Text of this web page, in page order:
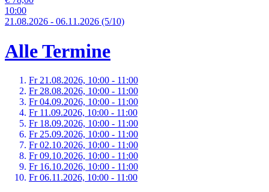
10:00
21.08.2026 - 06.11.2026 (5/10)
Alle Termine
Fr 21.08.2026, 10:00 - 11:00
Fr 28.08.2026, 10:00 - 11:00
Fr 04.09.2026, 10:00 - 11:00
Fr 11.09.2026, 10:00 - 11:00
Fr 18.09.2026, 10:00 - 11:00
Fr 25.09.2026, 10:00 - 11:00
Fr 02.10.2026, 10:00 - 11:00
Fr 09.10.2026, 10:00 - 11:00
Fr 16.10.2026, 10:00 - 11:00
Fr 06.11.2026, 10:00 - 11:00